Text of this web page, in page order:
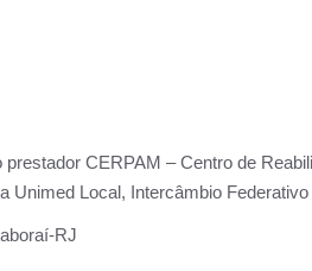
prestador CERPAM – Centro de
Unimed Local, Intercâmbio Federativo
RJ